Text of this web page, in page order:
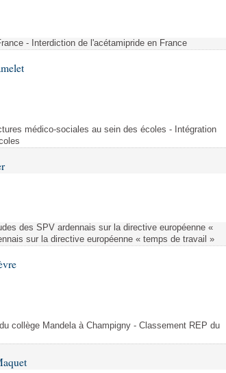
- Interdiction de l'acétamipride en France
médico-sociales au sein des écoles - Intégration
des SPV ardennais sur la directive européenne «
sur la directive européenne « temps de travail »
collège Mandela à Champigny - Classement REP du